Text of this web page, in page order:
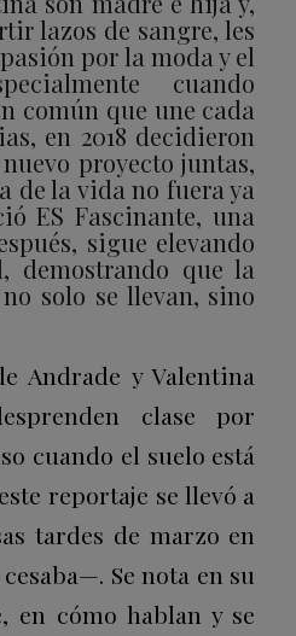
lazos de sangre, les
por la moda y el
cuando
común que une cada
en 2018 decidieron
proyecto juntas,
de la vida no fuera ya
ES Fascinante, una
sigue elevando
demostrando que la
solo se llevan, sino
Andrade y Valentina
clase por
cuando el suelo está
reportaje se llevó a
tardes de marzo en
Se nota en su
en cómo hablan y se